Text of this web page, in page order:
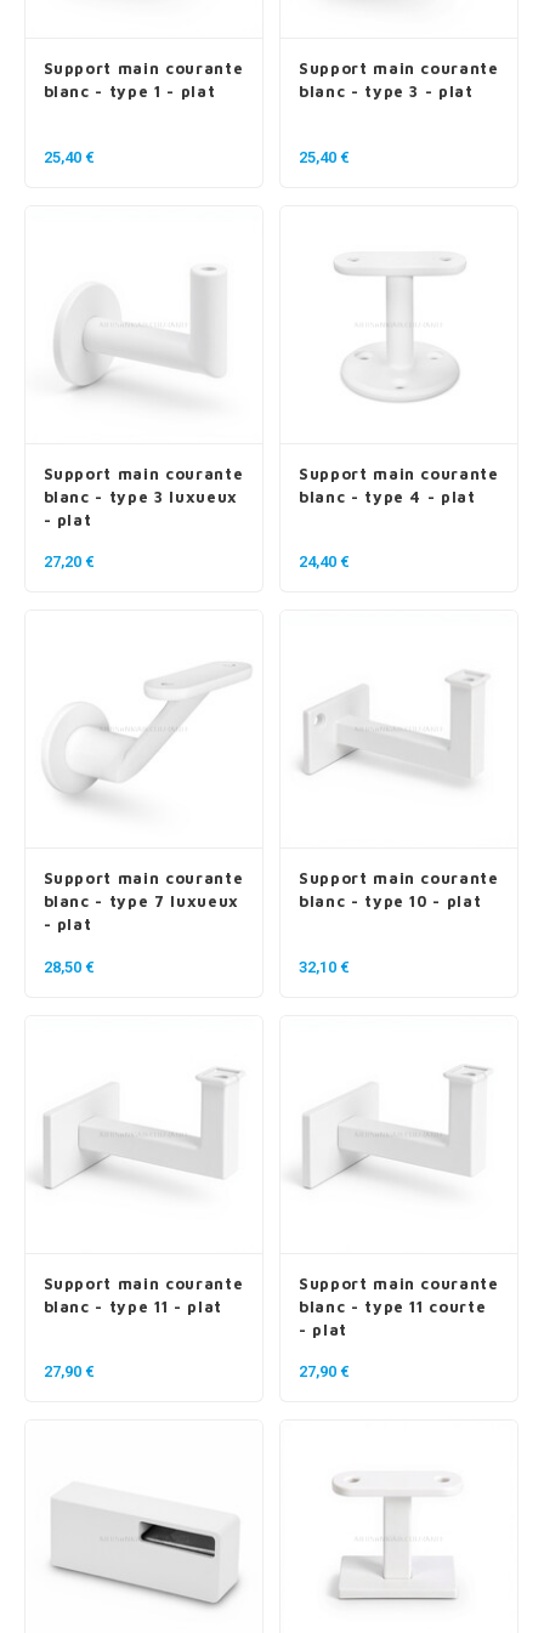
Support main courante
blanc - type 1 - plat
25,40 €
Support main courante
blanc - type 3 - plat
25,40 €
Support main courante
blanc - type 3 luxueux
- plat
27,20 €
Support main courante
blanc - type 4 - plat
24,40 €
Support main courante
blanc - type 7 luxueux
- plat
28,50 €
Support main courante
blanc - type 10 - plat
32,10 €
Support main courante
blanc - type 11 - plat
27,90 €
Support main courante
blanc - type 11 courte
- plat
27,90 €